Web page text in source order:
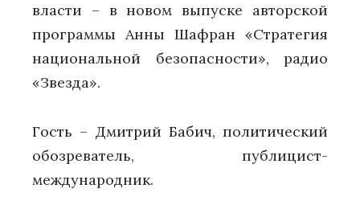
власти – в новом выпуске авторской
программы Анны Шафран «Стратегия
национальной безопасности», радио
«Звезда».
Гость – Дмитрий Бабич, политический
обозреватель, публицист-
международник.